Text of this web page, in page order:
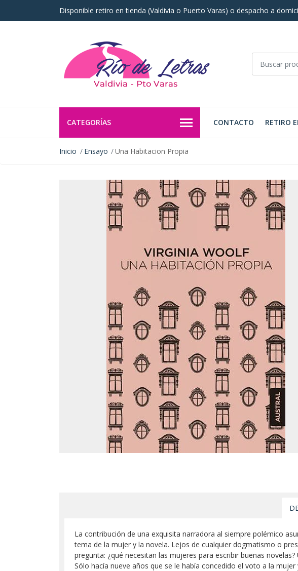
Disponible retiro en tienda (Valdivia o Puerto Varas) o despacho a
CATEGORÍAS CONTACTO RETIRO
Inicio Ensayo Una Habitacion Propia
La contribución de una exquisita narradora al siempre polémico
tema de la mujer y la novela. Lejos de cualquier dogmatismo o
pregunta: ¿qué necesitan las mujeres para escribir buenas
Sólo hacía nueve años que se le había concedido el voto a la